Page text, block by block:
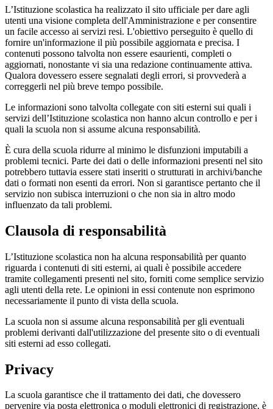
L’Istituzione scolastica ha realizzato il sito ufficiale per dare agli
utenti una visione completa dell'Amministrazione e per consentire
un facile accesso ai servizi resi. L'obiettivo perseguito è quello di
fornire un'informazione il più possibile aggiornata e precisa. I
contenuti possono talvolta non essere esaurienti, completi o
aggiornati, nonostante vi sia una redazione continuamente attiva.
Qualora dovessero essere segnalati degli errori, si provvederà a
correggerli nel più breve tempo possibile.
Le informazioni sono talvolta collegate con siti esterni sui quali i
servizi dell’Istituzione scolastica non hanno alcun controllo e per i
quali la scuola non si assume alcuna responsabilità.
È cura della scuola ridurre al minimo le disfunzioni imputabili a
problemi tecnici. Parte dei dati o delle informazioni presenti nel sito
potrebbero tuttavia essere stati inseriti o strutturati in archivi/banche
dati o formati non esenti da errori. Non si garantisce pertanto che il
servizio non subisca interruzioni o che non sia in altro modo
influenzato da tali problemi.
Clausola di responsabilità
L’Istituzione scolastica non ha alcuna responsabilità per quanto
riguarda i contenuti di siti esterni, ai quali è possibile accedere
tramite collegamenti presenti nel sito, forniti come semplice servizio
agli utenti della rete. Le opinioni in essi contenute non esprimono
necessariamente il punto di vista della scuola.
La scuola non si assume alcuna responsabilità per gli eventuali
problemi derivanti dall'utilizzazione del presente sito o di eventuali
siti esterni ad esso collegati.
Privacy
La scuola garantisce che il trattamento dei dati, che dovessero
pervenire via posta elettronica o moduli elettronici di registrazione, è